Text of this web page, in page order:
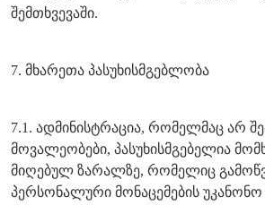
შემთხვევაში.
7. მხარეთა პასუხისმგებლობა
7.1. ადმინისტრაცია, რომელმაც არ
მოვალეობები, პასუხისმგებელია
მიღებულ ზარალზე, რომელიც
პერსონალური მონაცემების უკანონო